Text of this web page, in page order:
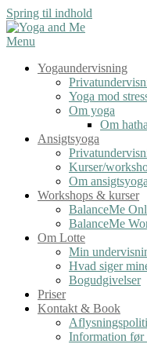
Spring til indhold
Menu
Yogaundervisning
Yoga mod
Om yoga
Om
Ansigtsyoga
Kurser/
Om ansigtsyoga
Workshops & kurser
BalanceMe
BalanceMe
Om Lotte
Min
Hvad siger
Bogudgivelser
Priser
Kontakt & Book
Information før